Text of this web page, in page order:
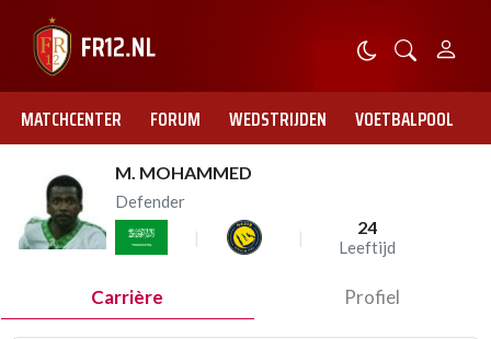
MATCHCENTER FORUM WEDSTRIJDEN VOETBALPOOL
M. MOHAMMED
Defender
24
Leeftijd
Carrière Profiel